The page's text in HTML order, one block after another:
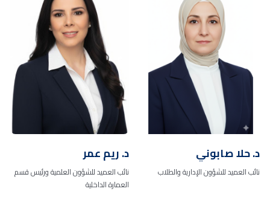
د. حلا صابوني
نائب العميد للشؤون الإدارية والطلاب
د. ريم عمر
نائب العميد للشؤون العلمية ورئيس قسم
العمارة الداخلية